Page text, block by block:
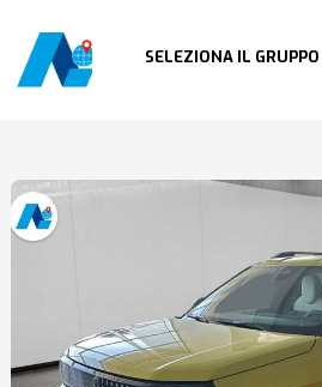
SELEZIONA IL GRUPPO